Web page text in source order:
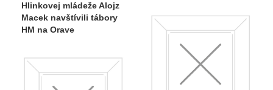
Hlinkovej mládeže Alojz
Macek navštívili tábory
HM na Orave